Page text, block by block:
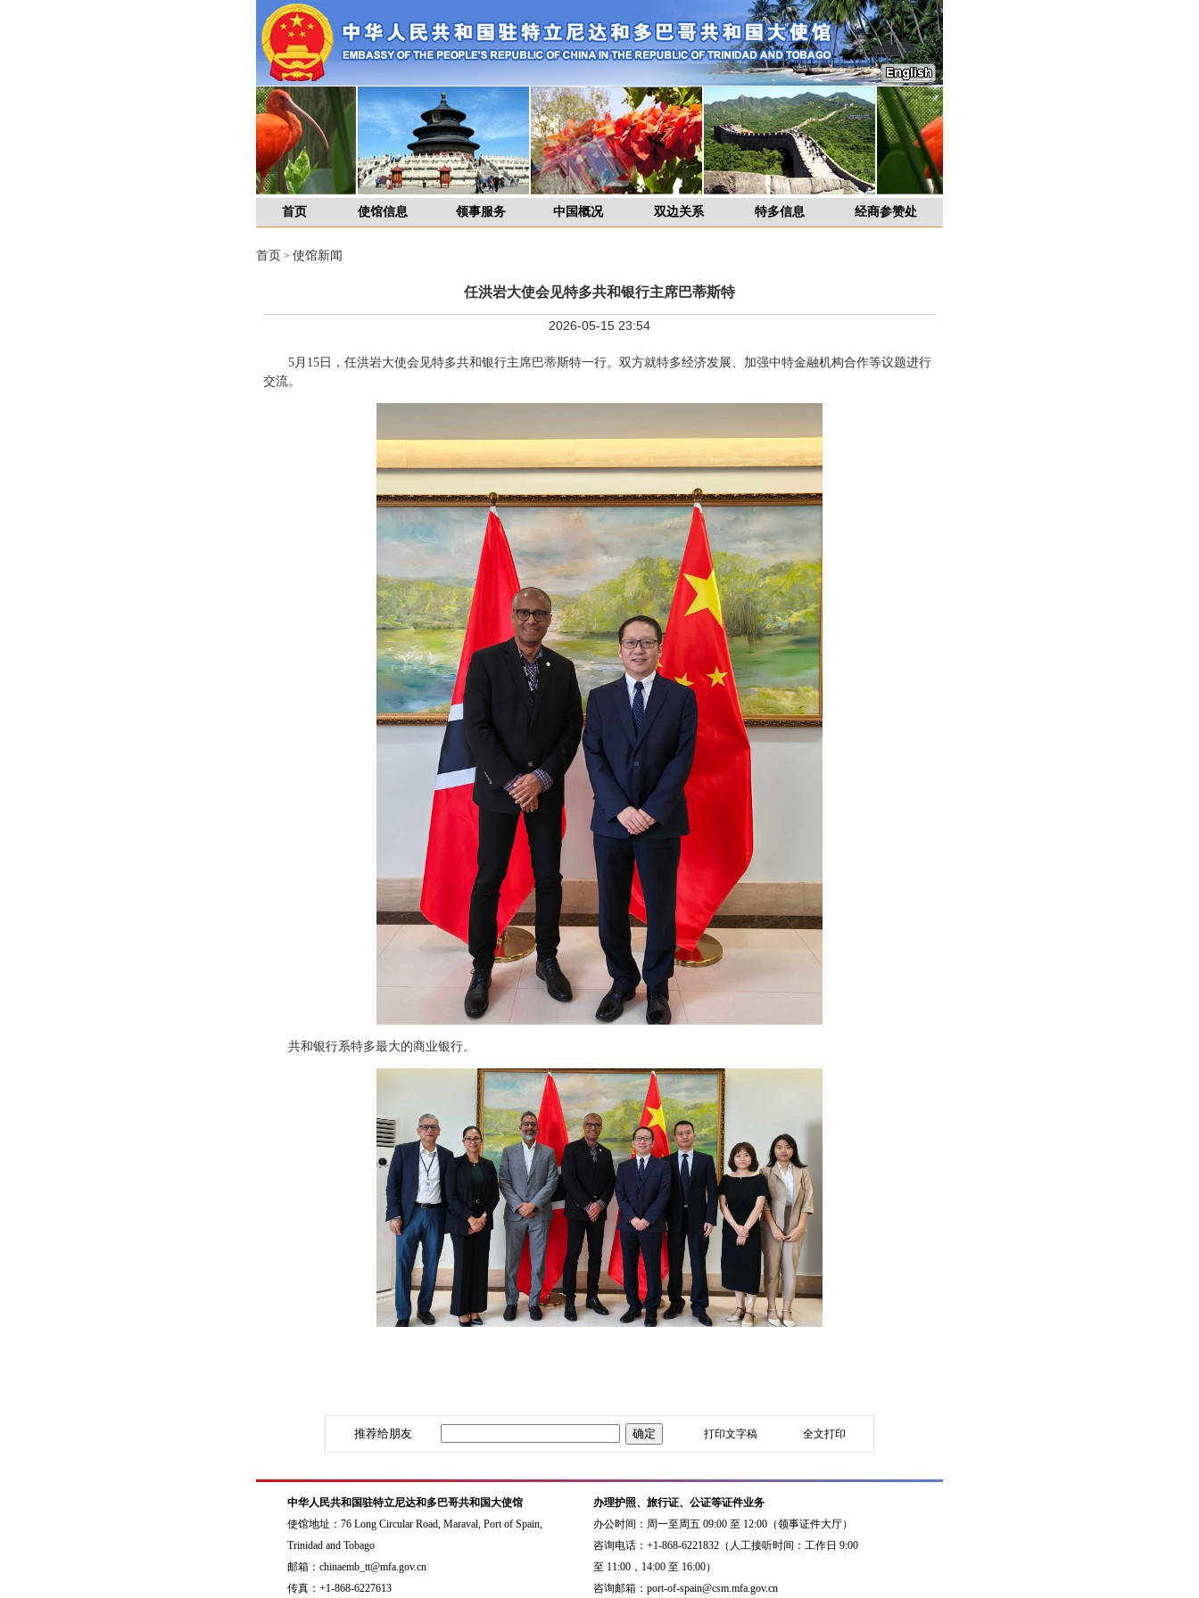
首页 使馆信息 领事服务 中国概况 双边关系 特多信息 经商参赞处
首页 > 使馆新闻
任洪岩大使会见特多共和银行主席巴蒂斯特
2026-05-15 23:54
5月15日，任洪岩大使会见特多共和银行主席巴蒂斯特一行。双方就特多经济发展、加强中特金融机构合作等议题进行
交流。
共和银行系特多最大的商业银行。
推荐给朋友 打印文字稿 全文打印
中华人民共和国驻特立尼达和多巴哥共和国大使馆
使馆地址：76 Long Circular Road, Maraval, Port of Spain,
Trinidad and Tobago
邮箱：chinaemb_tt@mfa.gov.cn
传真：+1-868-6227613
办理护照、旅行证、公证等证件业务
办公时间：周一至周五 09:00 至 12:00（领事证件大厅）
咨询电话：+1-868-6221832（人工接听时间：工作日 9:00
至 11:00，14:00 至 16:00）
咨询邮箱：port-of-spain@csm.mfa.gov.cn